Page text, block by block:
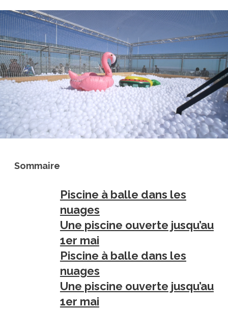
Sommaire
Piscine à balle dans les
nuages
Une piscine ouverte jusqu’au
1er mai
Piscine à balle dans les
nuages
Une piscine ouverte jusqu’au
1er mai